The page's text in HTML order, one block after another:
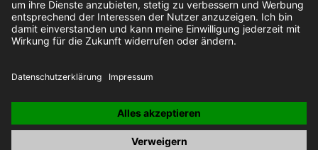
ROS, ROS 2 und die "Nine Dots" ROS Logos sind Schutzmarken
der Open Source Robotics Foundation.
IMPRESSUM